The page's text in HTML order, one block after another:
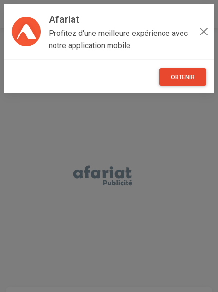
Afariat
Profitez d'une meilleure expérience avec
notre application mobile.
OBTENIR
Accueil Emploi, affaires et services